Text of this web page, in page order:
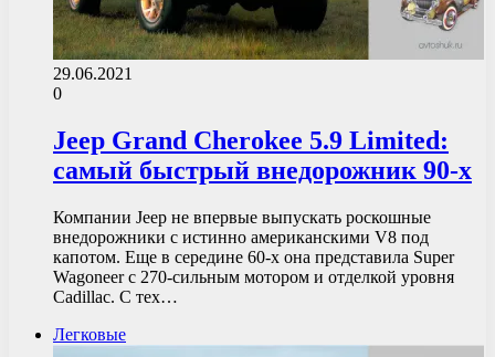
29.06.2021
0
Jeep Grand Cherokee 5.9 Limited:
самый быстрый внедорожник 90-х
Компании Jeep не впервые выпускать роскошные
внедорожники с истинно американскими V8 под
капотом. Еще в середине 60-х она представила Super
Wagoneer с 270-сильным мотором и отделкой уровня
Cadillac. С тех…
Легковые